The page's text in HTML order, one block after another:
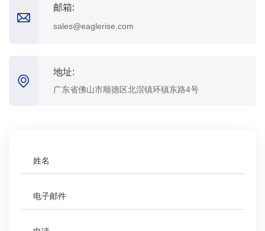
邮箱:
sales@eaglerise.com
地址:
广东省佛山市顺德区北滘镇环镇东路4号